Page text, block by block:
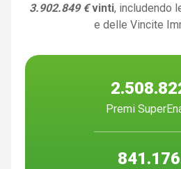
3.902.849 € vinti, includendo
e delle Vincite
Premi